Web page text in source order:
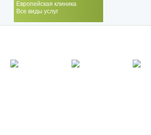
Европейская клиника
Все виды услуг